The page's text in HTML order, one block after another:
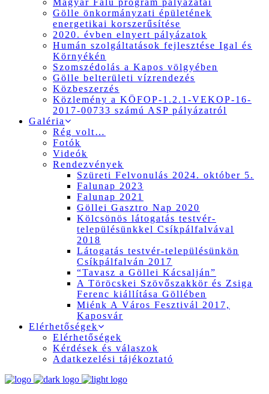
Magyar Falu program pályázatai
Gölle önkormányzati épületének
energetikai korszerűsítése
2020. évben elnyert pályázatok
Humán szolgáltatások fejlesztése Igal és
Környékén
Szomszédolás a Kapos völgyében
Gölle belterületi vízrendezés
Közbeszerzés
Közlemény a KÖFOP-1.2.1-VEKOP-16-
2017-00733 számú ASP pályázatról
Galéria
Rég volt…
Fotók
Videók
Rendezvények
Szüreti Felvonulás 2024. október 5.
Falunap 2023
Falunap 2021
Göllei Gasztro Nap 2020
Kölcsönös látogatás testvér-
településünkkel Csíkpálfalvával
2018
Látogatás testvér-településünkön
Csíkpálfalván 2017
“Tavasz a Göllei Kácsalján”
A Töröcskei Szövőszakkör és Zsiga
Ferenc kiállítása Göllében
Miénk A Város Fesztivál 2017,
Kaposvár
Elérhetőségek
Elérhetőségek
Kérdések és válaszok
Adatkezelési tájékoztató